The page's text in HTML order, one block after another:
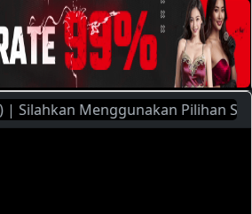
Menggunakan Pilihan